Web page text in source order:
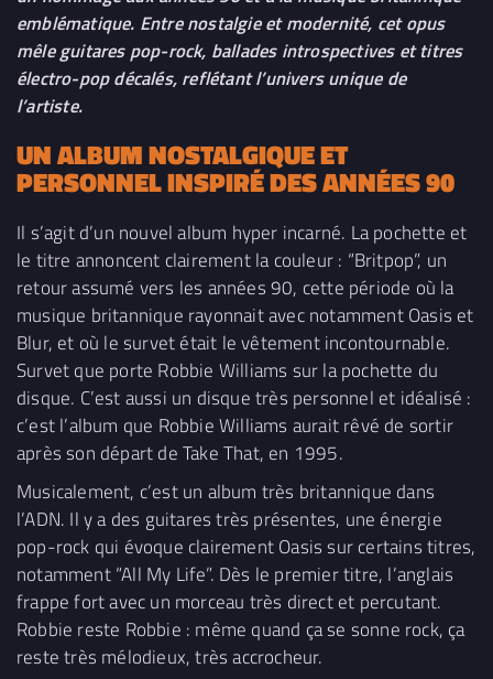
emblématique. Entre nostalgie et modernité, cet opus
mêle guitares pop-rock, ballades introspectives et titres
électro-pop décalés, reflétant l’univers unique de
l’artiste.
UN ALBUM NOSTALGIQUE ET
PERSONNEL INSPIRÉ DES ANNÉES 90
Il s’agit d’un nouvel album hyper incarné. La pochette et
le titre annoncent clairement la couleur : “Britpop”, un
retour assumé vers les années 90, cette période où la
musique britannique rayonnait avec notamment Oasis et
Blur, et où le survet était le vêtement incontournable.
Survet que porte Robbie Williams sur la pochette du
disque. C’est aussi un disque très personnel et idéalisé :
c’est l’album que Robbie Williams aurait rêvé de sortir
après son départ de Take That, en 1995.
Musicalement, c’est un album très britannique dans
l’ADN. Il y a des guitares très présentes, une énergie
pop-rock qui évoque clairement Oasis sur certains titres,
notamment “All My Life”. Dès le premier titre, l’anglais
frappe fort avec un morceau très direct et percutant.
Robbie reste Robbie : même quand ça se sonne rock, ça
reste très mélodieux, très accrocheur.